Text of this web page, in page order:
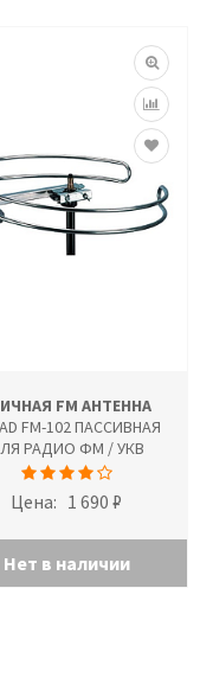
FM АНТЕННА
FM-102 ПАССИВНАЯ
РАДИО ФМ / УКВ
Цена: 1 690 ₽
Нет в наличии